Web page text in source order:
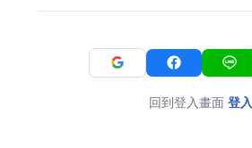
回到登入畫面 登入